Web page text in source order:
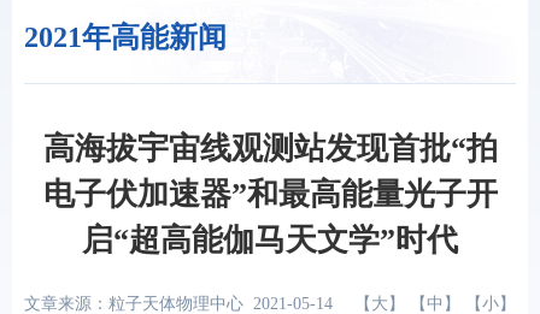
2021年高能新闻
高海拔宇宙线观测站发现首批“拍
电子伏加速器”和最高能量光子开
启“超高能伽马天文学”时代
文章来源：粒子天体物理中心 2021-05-14 【 大 】 【 中 】 【 小 】